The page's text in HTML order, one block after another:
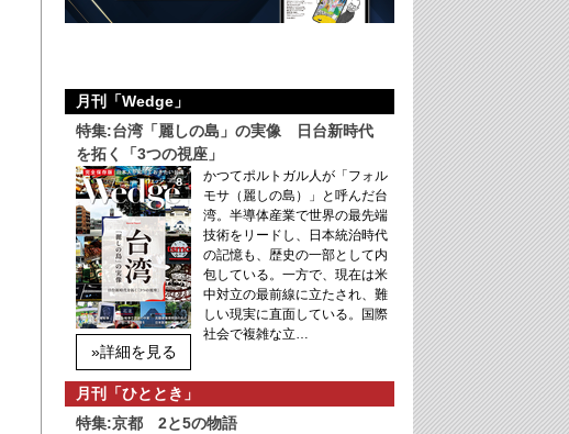
月刊「Wedge」
特集:台湾「麗しの島」の実像 日台新時代
を拓く「3つの視座」
»詳細を見る
かつてポルトガル人が「フォル
モサ（麗しの島）」と呼んだ台
湾。半導体産業で世界の最先端
技術をリードし、日本統治時代
の記憶も、歴史の一部として内
包している。一方で、現在は米
中対立の最前線に立たされ、難
しい現実に直面している。国際
社会で複雑な立…
月刊「ひととき」
特集:京都 2と5の物語